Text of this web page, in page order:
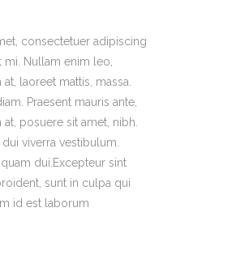
consectetuer adipiscing
Nullam enim leo,
laoreet mattis, massa.
Praesent mauris ante,
posuere sit amet, nibh.
viverra vestibulum.
dui.Excepteur sint
sunt in culpa qui
id est laborum